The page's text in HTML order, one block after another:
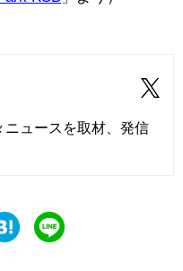
ニュースを取材、発信